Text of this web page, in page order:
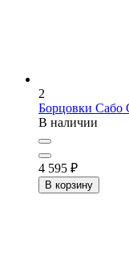
2
Борцовки Сабо
В наличии
4 595 ₽
В корзину